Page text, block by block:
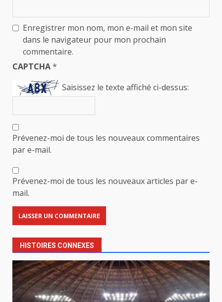
Enregistrer mon nom, mon e-mail et mon site
dans le navigateur pour mon prochain
commentaire.
CAPTCHA*
Saisissez le texte affiché ci-dessus:
Prévenez-moi de tous les nouveaux commentaires
par e-mail.
Prévenez-moi de tous les nouveaux articles par e-
mail.
HISTOIRES CONNEXES